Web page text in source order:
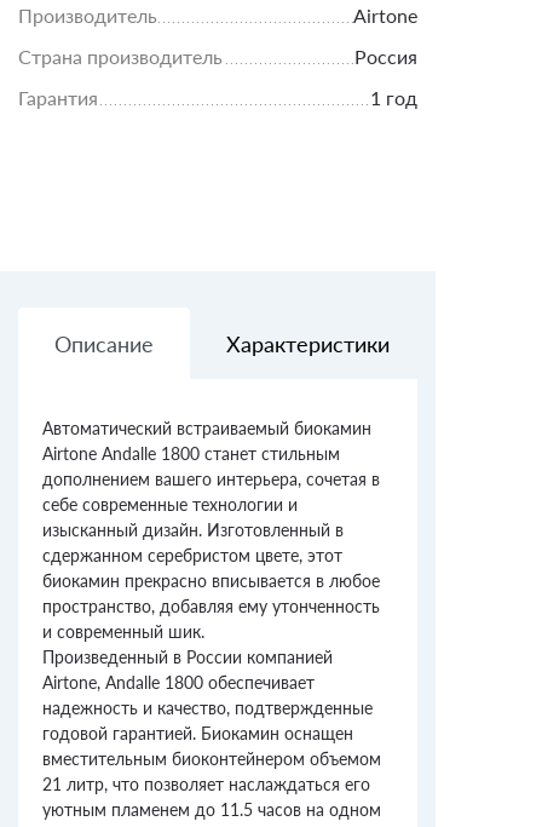
Производитель
Airtone
Страна производитель
Россия
Гарантия
1 год
Описание Характеристики
Автоматический встраиваемый биокамин
Airtone Andalle 1800 станет стильным
дополнением вашего интерьера, сочетая в
себе современные технологии и
изысканный дизайн. Изготовленный в
сдержанном серебристом цвете, этот
биокамин прекрасно вписывается в любое
пространство, добавляя ему утонченность
и современный шик.
Произведенный в России компанией
Airtone, Andalle 1800 обеспечивает
надежность и качество, подтвержденные
годовой гарантией. Биокамин оснащен
вместительным биоконтейнером объемом
21 литр, что позволяет наслаждаться его
уютным пламенем до 11.5 часов на одном